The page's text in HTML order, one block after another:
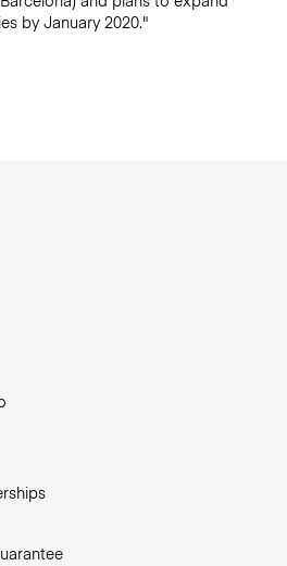
by January 2020."